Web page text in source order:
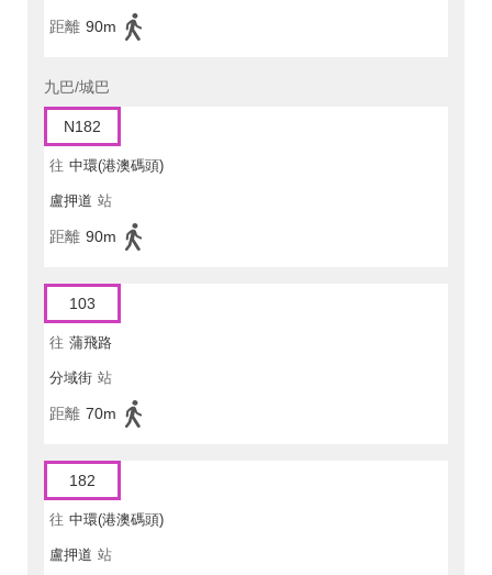
距離 90m
九巴/城巴
N182
往 中環(港澳碼頭)
盧押道 站
距離 90m
103
往 蒲飛路
分域街 站
距離 70m
182
往 中環(港澳碼頭)
盧押道 站